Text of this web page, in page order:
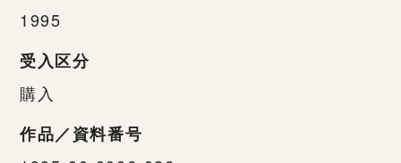
1995
受入区分
購入
作品／資料番号